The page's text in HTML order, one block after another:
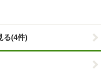
る(4件)